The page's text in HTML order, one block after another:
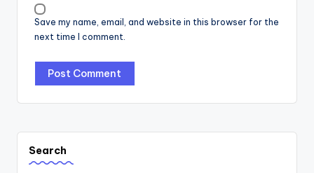
Save my name, email, and website in this browser for the
next time I comment.
Search